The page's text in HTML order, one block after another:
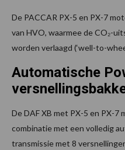
De PACCAR PX-5 en PX-7
van HVO, waarmee de CO₂-
worden verlaagd (‘well-to-
Automatische
De DAF XB met PX-5 en PX-
combinatie met een volledig
transmissie met 8